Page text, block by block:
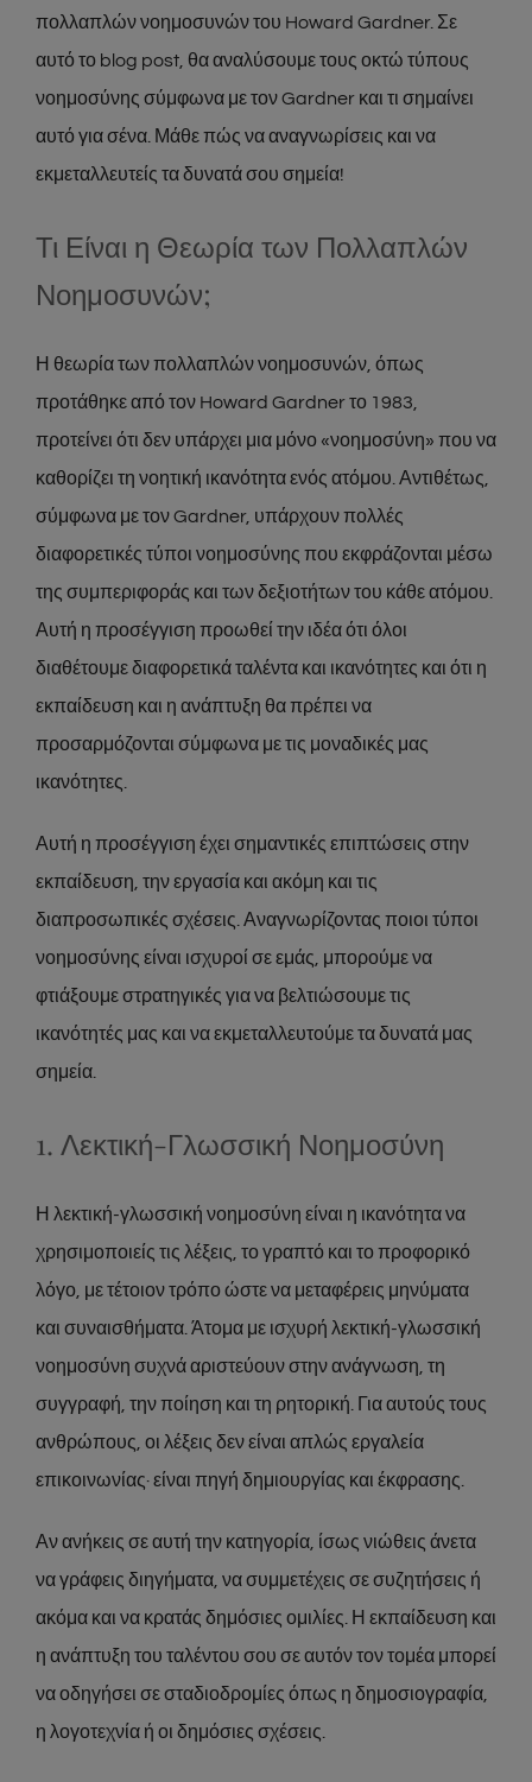
πολλαπλών νοημοσυνών του Howard Gardner. Σε
αυτό το blog post, θα αναλύσουμε τους οκτώ τύπους
νοημοσύνης σύμφωνα με τον Gardner και τι σημαίνει
αυτό για σένα. Μάθε πώς να αναγνωρίσεις και να
εκμεταλλευτείς τα δυνατά σου σημεία!
Τι Είναι η Θεωρία των Πολλαπλών
Νοημοσυνών;
Η θεωρία των πολλαπλών νοημοσυνών, όπως
προτάθηκε από τον Howard Gardner το 1983,
προτείνει ότι δεν υπάρχει μια μόνο «νοημοσύνη» που να
καθορίζει τη νοητική ικανότητα ενός ατόμου. Αντιθέτως,
σύμφωνα με τον Gardner, υπάρχουν πολλές
διαφορετικές τύποι νοημοσύνης που εκφράζονται μέσω
της συμπεριφοράς και των δεξιοτήτων του κάθε ατόμου.
Αυτή η προσέγγιση προωθεί την ιδέα ότι όλοι
διαθέτουμε διαφορετικά ταλέντα και ικανότητες και ότι η
εκπαίδευση και η ανάπτυξη θα πρέπει να
προσαρμόζονται σύμφωνα με τις μοναδικές μας
ικανότητες.
Αυτή η προσέγγιση έχει σημαντικές επιπτώσεις στην
εκπαίδευση, την εργασία και ακόμη και τις
διαπροσωπικές σχέσεις. Αναγνωρίζοντας ποιοι τύποι
νοημοσύνης είναι ισχυροί σε εμάς, μπορούμε να
φτιάξουμε στρατηγικές για να βελτιώσουμε τις
ικανότητές μας και να εκμεταλλευτούμε τα δυνατά μας
σημεία.
1. Λεκτική-Γλωσσική Νοημοσύνη
Η λεκτική-γλωσσική νοημοσύνη είναι η ικανότητα να
χρησιμοποιείς τις λέξεις, το γραπτό και το προφορικό
λόγο, με τέτοιον τρόπο ώστε να μεταφέρεις μηνύματα
και συναισθήματα. Άτομα με ισχυρή λεκτική-γλωσσική
νοημοσύνη συχνά αριστεύουν στην ανάγνωση, τη
συγγραφή, την ποίηση και τη ρητορική. Για αυτούς τους
ανθρώπους, οι λέξεις δεν είναι απλώς εργαλεία
επικοινωνίας· είναι πηγή δημιουργίας και έκφρασης.
Αν ανήκεις σε αυτή την κατηγορία, ίσως νιώθεις άνετα
να γράφεις διηγήματα, να συμμετέχεις σε συζητήσεις ή
ακόμα και να κρατάς δημόσιες ομιλίες. Η εκπαίδευση και
η ανάπτυξη του ταλέντου σου σε αυτόν τον τομέα μπορεί
να οδηγήσει σε σταδιοδρομίες όπως η δημοσιογραφία,
η λογοτεχνία ή οι δημόσιες σχέσεις.